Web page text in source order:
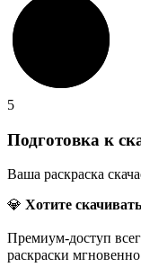
5
Подготовка к
Ваша раскраска
💎 Хотите
Премиум-доступ
раскраски